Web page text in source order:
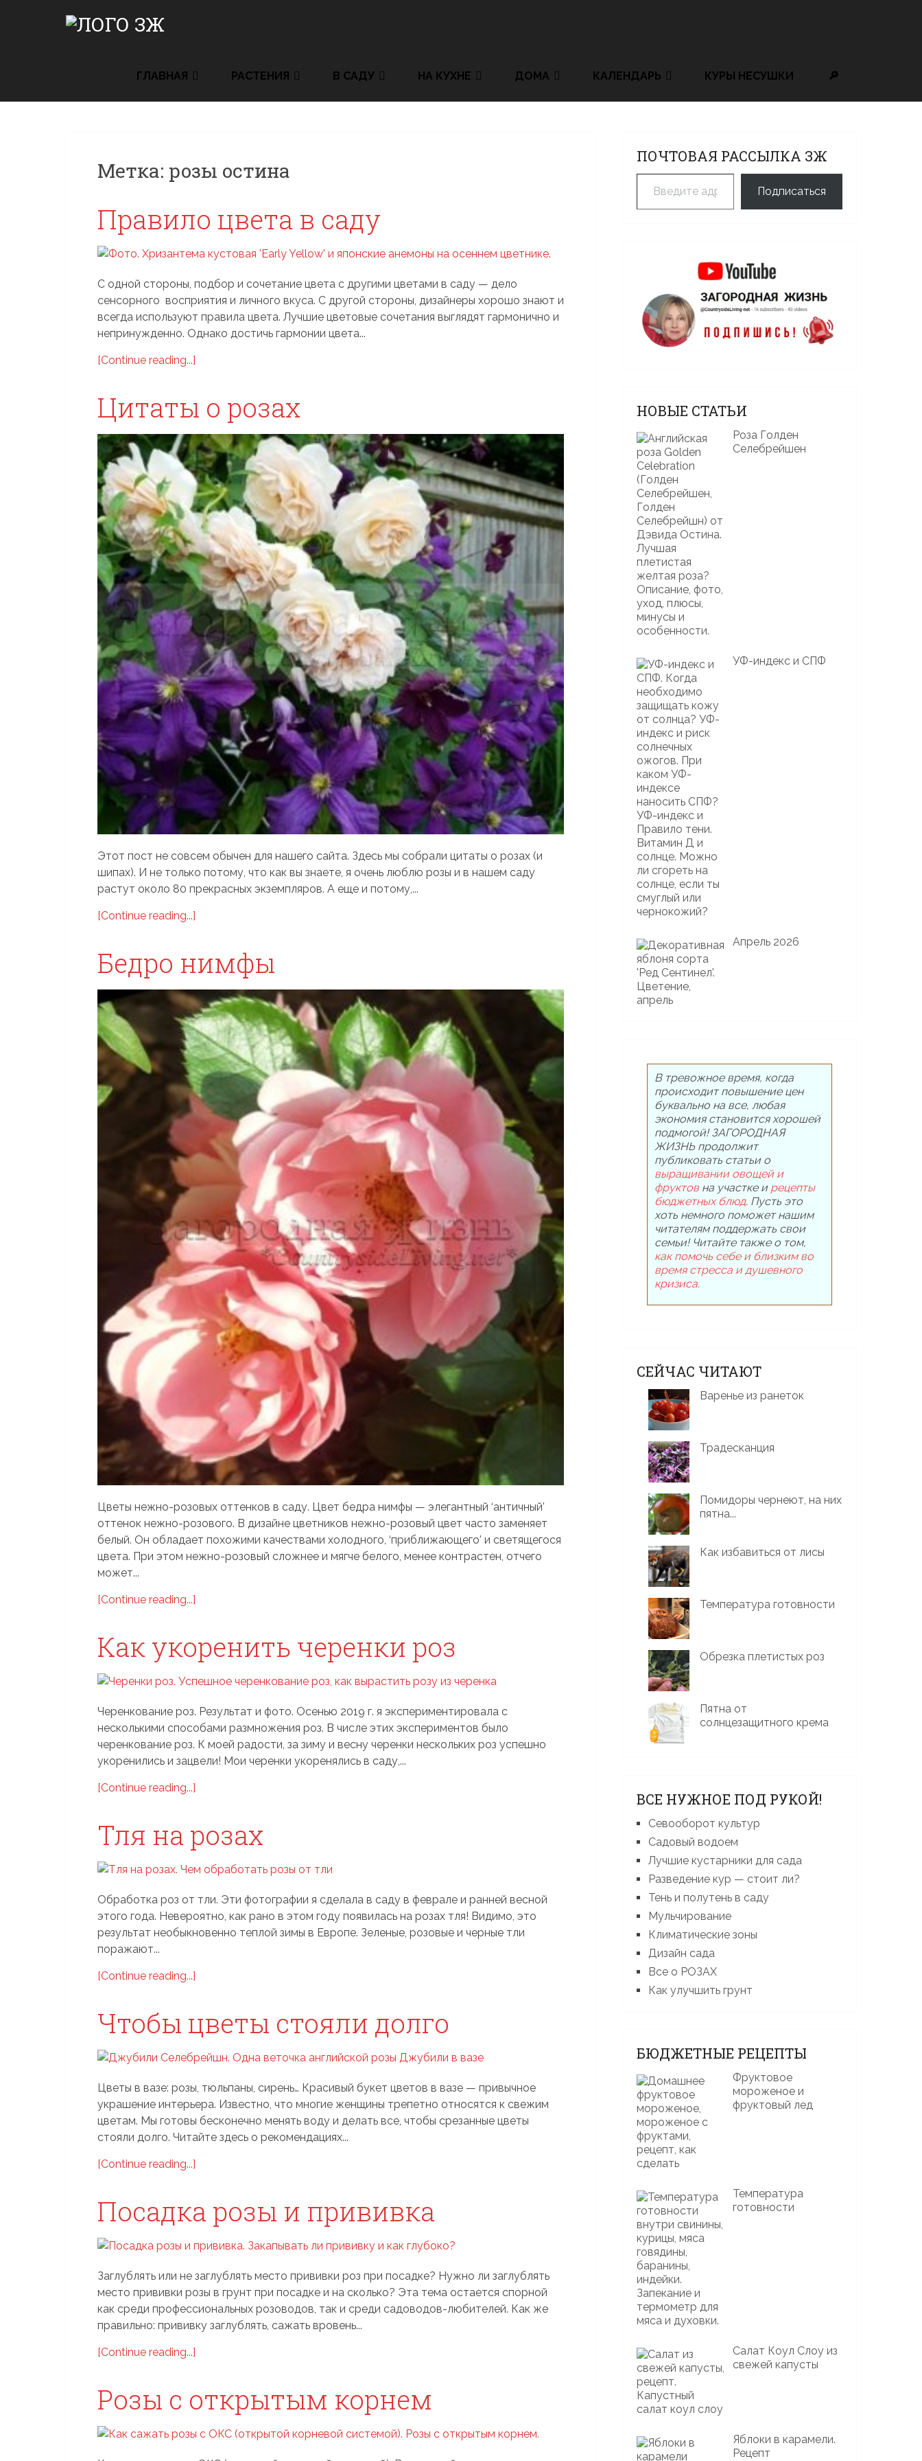
ГЛАВНАЯ РАСТЕНИЯ В САДУ НА КУХНЕ ДОМА КАЛЕНДАРЬ КУРЫ НЕСУШКИ 🔎
Метка: розы остина
Правило цвета в саду
С одной стороны, подбор и сочетание цвета с другими цветами в саду — дело
сенсорного восприятия и личного вкуса. С другой стороны, дизайнеры хорошо знают и
всегда используют правила цвета. Лучшие цветовые сочетания выглядят гармонично и
непринужденно. Однако достичь гармонии цвета...
[Continue reading...]
Цитаты о розах
Этот пост не совсем обычен для нашего сайта. Здесь мы собрали цитаты о розах (и
шипах). И не только потому, что как вы знаете, я очень люблю розы и в нашем саду
растут около 80 прекрасных экземпляров. А еще и потому,...
[Continue reading...]
Бедро нимфы
Цветы нежно-розовых оттенков в саду. Цвет бедра нимфы — элегантный ‘античный’
оттенок нежно-розового. В дизайне цветников нежно-розовый цвет часто заменяет
белый. Он обладает похожими качествами холодного, ‘приближающего’ и светящегося
цвета. При этом нежно-розовый сложнее и мягче белого, менее контрастен, отчего
может...
[Continue reading...]
Как укоренить черенки роз
Черенкование роз. Результат и фото. Осенью 2019 г. я экспериментировала с
несколькими способами размножения роз. В числе этих экспериментов было
черенкование роз. К моей радости, за зиму и весну черенки нескольких роз успешно
укоренились и зацвели! Мои черенки укоренялись в саду,...
[Continue reading...]
Тля на розах
Обработка роз от тли. Эти фотографии я сделала в саду в феврале и ранней весной
этого года. Невероятно, как рано в этом году появилась на розах тля! Видимо, это
результат необыкновенно теплой зимы в Европе. Зеленые, розовые и черные тли
поражают...
[Continue reading...]
Чтобы цветы стояли долго
Цветы в вазе: розы, тюльпаны, сирень… Красивый букет цветов в вазе — привычное
украшение интерьера. Известно, что многие женщины трепетно относятся к свежим
цветам. Мы готовы бесконечно менять воду и делать все, чтобы срезанные цветы
стояли долго. Читайте здесь о рекомендациях...
[Continue reading...]
Посадка розы и прививка
Заглублять или не заглублять место прививки роз при посадке? Нужно ли заглублять
место прививки розы в грунт при посадке и на сколько? Эта тема остается спорной
как среди профессиональных розоводов, так и среди садоводов-любителей. Как же
правильно: прививку заглублять, сажать вровень...
[Continue reading...]
Розы с открытым корнем
ПОЧТОВАЯ РАССЫЛКА ЗЖ
Введите адрес электронной почты…
Подписаться
НОВЫЕ СТАТЬИ
Роза Голден
Селебрейшен
УФ-индекс и СПФ
Апрель 2026
В тревожное время, когда
происходит повышение цен
буквально на все, любая
экономия становится хорошей
подмогой! ЗАГОРОДНАЯ
ЖИЗНЬ продолжит
публиковать статьи о
выращивании овощей и
фруктов на участке и рецепты
бюджетных блюд. Пусть это
хоть немного поможет нашим
читателям поддержать свои
семьи! Читайте также о том,
как помочь себе и близким во
время стресса и душевного
кризиса.
СЕЙЧАС ЧИТАЮТ
Варенье из ранеток
Традесканция
Помидоры чернеют, на них
пятна...
Как избавиться от лисы
Температура готовности
Обрезка плетистых роз
Пятна от
солнцезащитного крема
ВСЕ НУЖНОЕ ПОД РУКОЙ!
Севооборот культур
Садовый водоем
Лучшие кустарники для сада
Разведение кур — стоит ли?
Тень и полутень в саду
Мульчирование
Климатические зоны
Дизайн сада
Все о РОЗАХ
Как улучшить грунт
БЮДЖЕТНЫЕ РЕЦЕПТЫ
Фруктовое
мороженое и
фруктовый лед
Температура
готовности
Салат Коул Слоу из
свежей капусты
Яблоки в карамели.
Рецепт